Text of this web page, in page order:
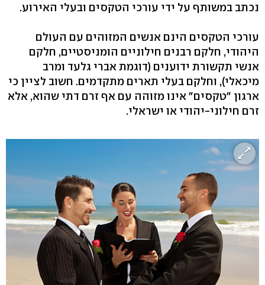
נכתב במשותף על ידי עורכי הטקסים ובעלי האירוע.
עורכי הטקסים הינם אנשים המזוהים עם העולם
היהודי, חלקם רבנים חילוניים הומניסטיים, חלקם
אנשי תקשורת ידוענים (דוגמת אברי גלעד ומרב
מיכאלי), וחלקם בעלי תארים מתקדמים. חשוב לציין כי
ארגון "טקסים" אינו מזוהה עם אף זרם דתי שהוא, אלא
זרם חילוני-יהודי או ישראלי.